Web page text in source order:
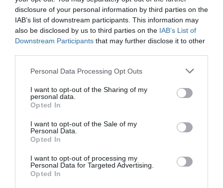
disclosure of your personal information by third parties on the
IAB’s list of downstream participants. This information may
also be disclosed by us to third parties on the IAB’s List of
Downstream Participants that may further disclose it to other
Personal Data Processing Opt Outs
I want to opt-out of the Sharing of my
personal data.
Opted In
I want to opt-out of the Sale of my
Personal Data.
Opted In
I want to opt-out of processing my
Personal Data for Targeted Advertising.
Opted In
C’etait même leur “marque de fabrique”.
Et si le marché arrive à saturation, on sait déjà qui va en faire
les frais.
RÉPONDRE
a commenté :
min
Vous le savez bien Erik de Nice: le diable est
commentaire de french pilote , auquel je souscrit, le
détail c’est ” entre elles”…. La concurrence envers
les compagnies régulières établies, sans doute…
discutable…